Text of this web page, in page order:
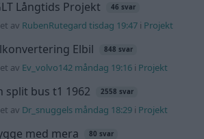
Långtids Projekt 46 svar
av RubenRutegard tisdag 19:47 i Projekt
Elbil 848 svar
av Ev_volvo142 måndag 19:16 i Projekt
split bus t1 1962 2558 svar
av Dr_snuggels måndag 18:29 i Projekt
med mera 80 svar